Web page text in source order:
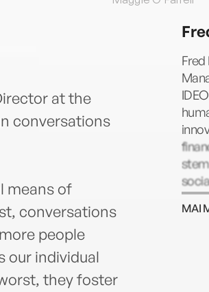
at the
conversations
means of
conversations
people
our individual
they foster
MAI